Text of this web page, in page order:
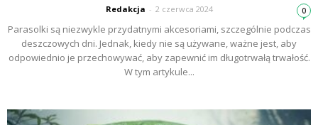
Redakcja - 2 czerwca 2024 0
Parasolki są niezwykle przydatnymi akcesoriami, szczególnie podczas
deszczowych dni. Jednak, kiedy nie są używane, ważne jest, aby
odpowiednio je przechowywać, aby zapewnić im długotrwałą trwałość.
W tym artykule...